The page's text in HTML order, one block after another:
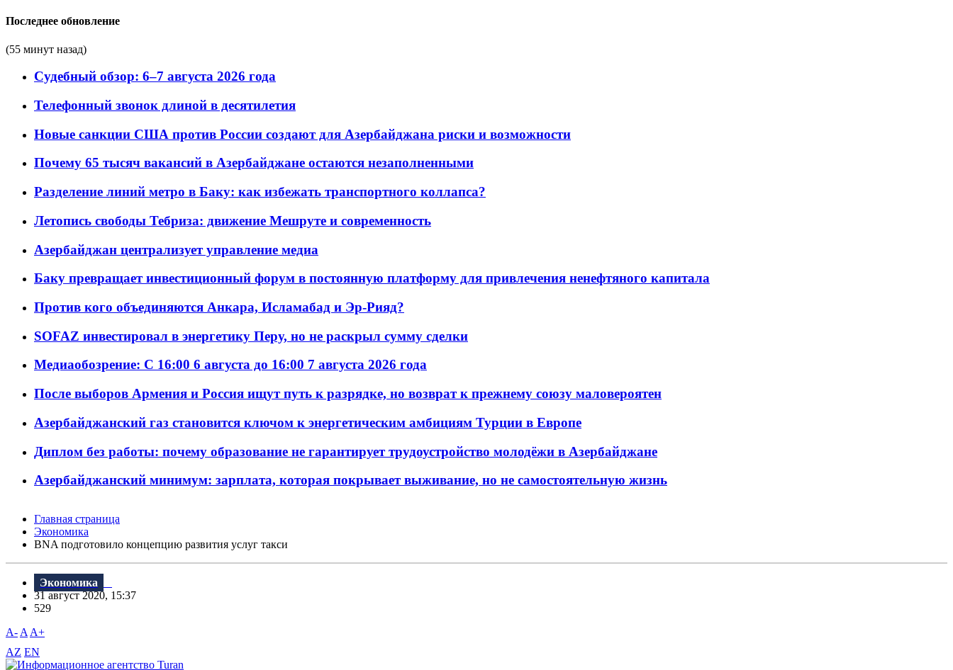
Последнее обновление
(55 минут назад)
Судебный обзор: 6–7 августа 2026 года
Телефонный звонок длиной в десятилетия
Новые санкции США против России создают для Азербайджана риски и возможности
Почему 65 тысяч вакансий в Азербайджане остаются незаполненными
Разделение линий метро в Баку: как избежать транспортного коллапса?
Летопись свободы Тебриза: движение Мешруте и современность
Азербайджан централизует управление медиа
Баку превращает инвестиционный форум в постоянную платформу для привлечения ненефтяного капитала
Против кого объединяются Анкара, Исламабад и Эр-Рияд?
SOFAZ инвестировал в энергетику Перу, но не раскрыл сумму сделки
Медиаобозрение: С 16:00 6 августа до 16:00 7 августа 2026 года
После выборов Армения и Россия ищут путь к разрядке, но возврат к прежнему союзу маловероятен
Азербайджанский газ становится ключом к энергетическим амбициям Турции в Европе
Диплом без работы: почему образование не гарантирует трудоустройство молодёжи в Азербайджане
Азербайджанский минимум: зарплата, которая покрывает выживание, но не самостоятельную жизнь
Главная страница
Экономика
BNA подготовило концепцию развития услуг такси
Экономика
31 август 2020, 15:37
529
A- A A+
AZ EN